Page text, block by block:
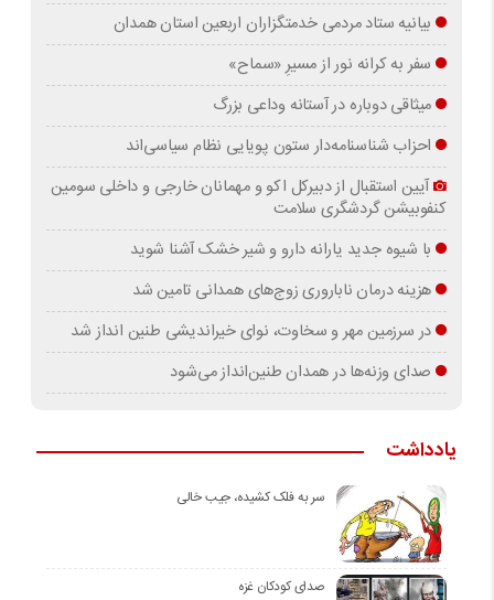
بیانیه ستاد مردمی خدمتگزاران اربعین استان همدان
سفر به کرانه‌ نور از مسیرِ «سماح»
میثاقی دوباره در آستانه‌ وداعی بزرگ
احزاب شناسنامه‌دار ستون پویایی نظام سیاسی‌اند
آیین استقبال از دبیرکل اکو و مهمانان خارجی و داخلی سومین
کنفوبیشن گردشگری سلامت
با شیوه جدید یارانه دارو و شیر خشک آشنا شوید
هزینه درمان ناباروری زوج‌های همدانی تامین شد
در سرزمین مهر و سخاوت، نوای خیراندیشی طنین انداز شد
صدای وزنه‌ها در همدان طنین‌انداز می‌شود
یادداشت
سر به فلک کشیده، جیب خالی
صدای کودکان غزه